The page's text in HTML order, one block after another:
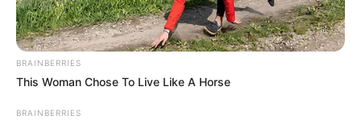
BRAINBERRIES
This Woman Chose To Live Like A Horse
BRAINBERRIES